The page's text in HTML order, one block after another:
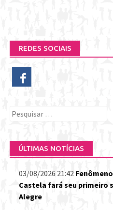
REDES SOCIAIS
Pesquisar
ÚLTIMAS NOTÍCIAS
03/08/2026 21:42
Castela fará seu primeiro
Alegre